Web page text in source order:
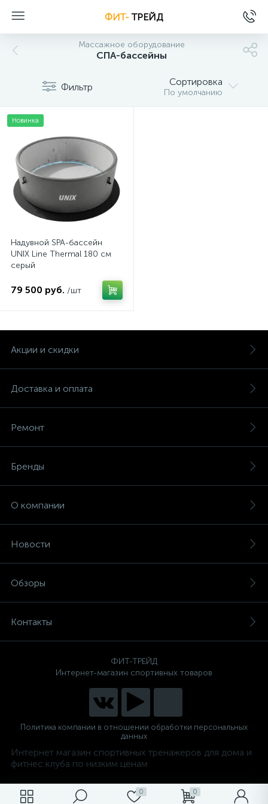
ФИТ-ТРЕЙД
0 0
Массажное оборудование
СПА-бассейны
Фильтр Сортировка
По умолчанию
Новинка
Надувной SPA-бассейн
UNIX Line Thermal 180 см
серый
79 500 руб. /шт
Акции и скидки
Доставка и оплата
Ремонт
Бренды
О компании
Новости
Обзоры
Контакты
ФИТ-ТРЕЙД
Интернет-магазин спортивных товаров
Политика компании в отношении обработки персональных
данных
Интернет магазин спортивных тренажеров для дома и
фитнес клуба по низким ценам